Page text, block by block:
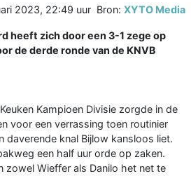
2023, 22:49 uur Bron: XYTO Media
heeft zich door een 3-1 zege op
de derde ronde van de KNVB
Kampioen Divisie zorgde in de
voor een verrassing toen routinier
daverende knal Bijlow kansloos liet.
een half uur orde op zaken.
zowel Wieffer als Danilo het net te